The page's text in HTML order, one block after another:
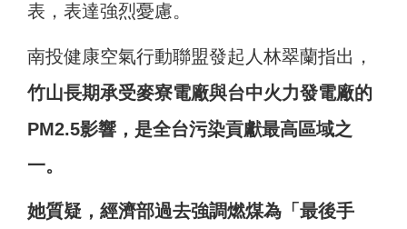
表，表達強烈憂慮。
南投健康空氣行動聯盟發起人林翠蘭指出，
竹山長期承受麥寮電廠與台中火力發電廠的
PM2.5影響，是全台污染貢獻最高區域之
一。
她質疑，經濟部過去強調燃煤為「最後手